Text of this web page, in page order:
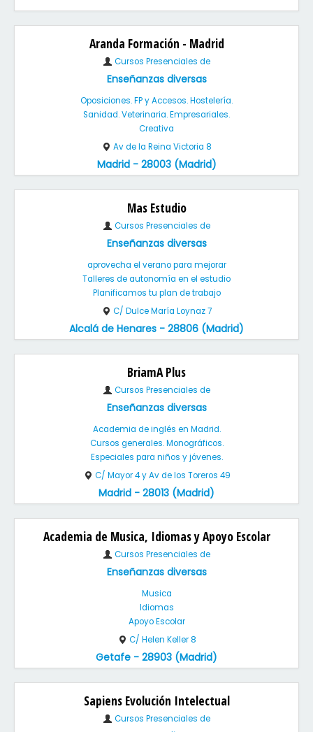
Aranda Formación - Madrid
Cursos Presenciales de
Enseñanzas diversas
Oposiciones. FP y Accesos. Hostelería.
Sanidad. Veterinaria. Empresariales.
Creativa
Av de la Reina Victoria 8
Madrid - 28003 (Madrid)
Mas Estudio
Cursos Presenciales de
Enseñanzas diversas
aprovecha el verano para mejorar
Talleres de autonomía en el estudio
Planificamos tu plan de trabajo
C/ Dulce María Loynaz 7
Alcalá de Henares - 28806 (Madrid)
BriamA Plus
Cursos Presenciales de
Enseñanzas diversas
Academia de inglés en Madrid.
Cursos generales. Monográficos.
Especiales para niños y jóvenes.
C/ Mayor 4 y Av de los Toreros 49
Madrid - 28013 (Madrid)
Academia de Musica, Idiomas y Apoyo Escolar
Cursos Presenciales de
Enseñanzas diversas
Musica
Idiomas
Apoyo Escolar
C/ Helen Keller 8
Getafe - 28903 (Madrid)
Sapiens Evolución Intelectual
Cursos Presenciales de